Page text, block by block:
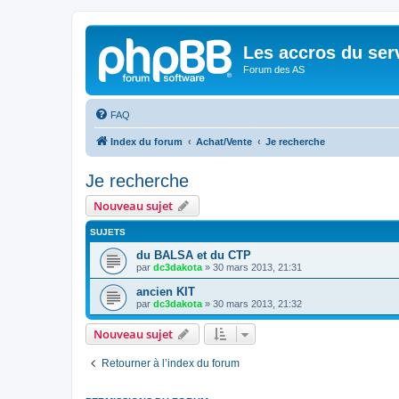
Les accros du
Forum des AS
FAQ
Index du forum Achat/Vente Je recherche
Je recherche
Nouveau sujet
SUJETS
du BALSA et du CTP
par dc3dakota » 30 mars 2013, 21:31
ancien KIT
par dc3dakota » 30 mars 2013, 21:32
Nouveau sujet
Retourner à l’index du forum